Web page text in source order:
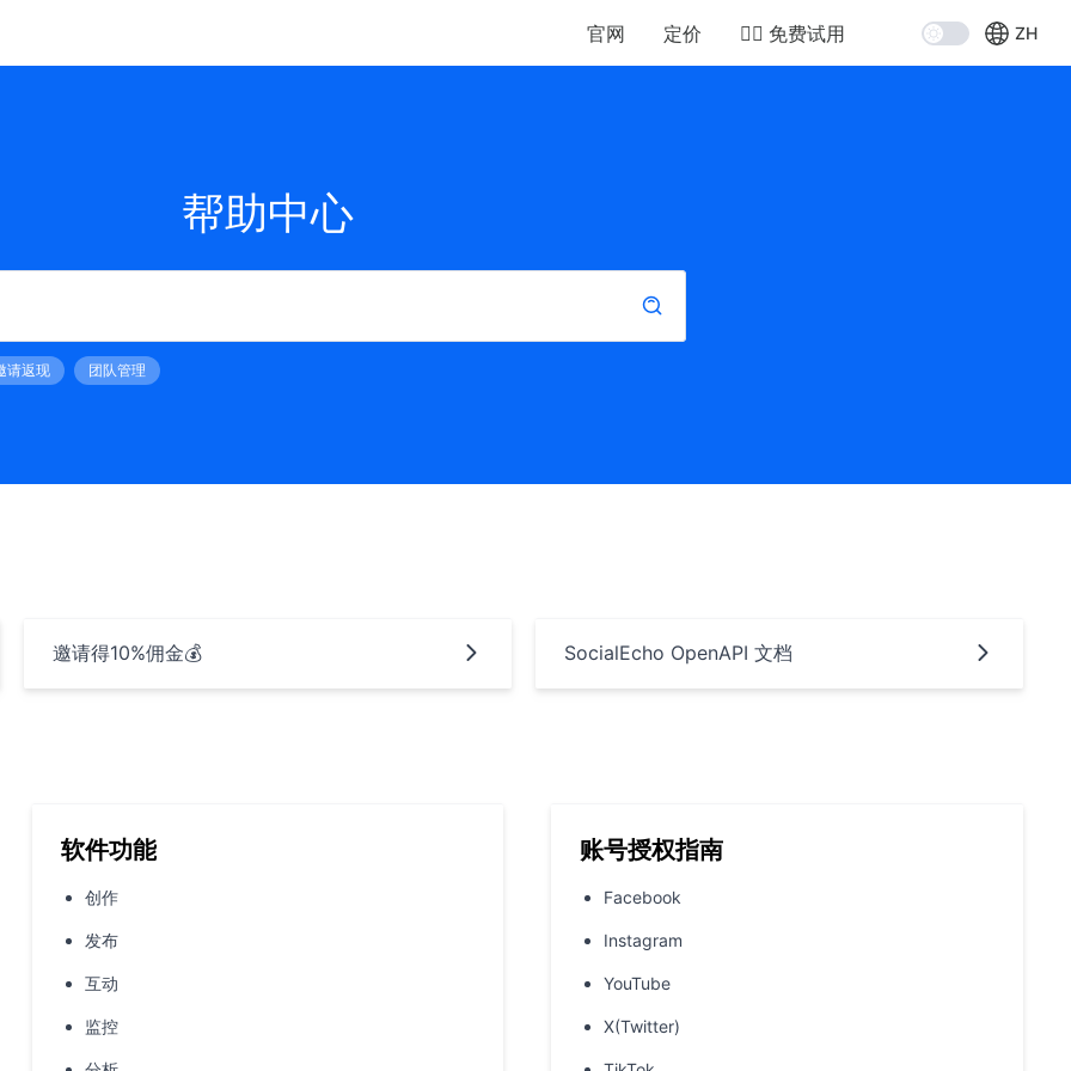
官网 定价 👉🏻 免费试用 ZH
帮助中心
请返现 团队管理
邀请得10%佣金💰 SocialEcho OpenAPI 文档
软件功能
创作
发布
互动
监控
账号授权指南
Facebook
Instagram
YouTube
X(Twitter)